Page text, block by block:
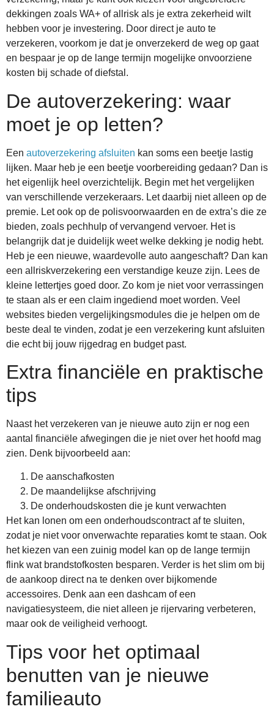
dekkingen zoals WA+ of allrisk als je extra zekerheid wilt
hebben voor je investering. Door direct je auto te
verzekeren, voorkom je dat je onverzekerd de weg op gaat
en bespaar je op de lange termijn mogelijke onvoorziene
kosten bij schade of diefstal.
De autoverzekering: waar
moet je op letten?
Een autoverzekering afsluiten kan soms een beetje lastig
lijken. Maar heb je een beetje voorbereiding gedaan? Dan is
het eigenlijk heel overzichtelijk. Begin met het vergelijken
van verschillende verzekeraars. Let daarbij niet alleen op de
premie. Let ook op de polisvoorwaarden en de extra’s die ze
bieden, zoals pechhulp of vervangend vervoer. Het is
belangrijk dat je duidelijk weet welke dekking je nodig hebt.
Heb je een nieuwe, waardevolle auto aangeschaft? Dan kan
een allriskverzekering een verstandige keuze zijn. Lees de
kleine lettertjes goed door. Zo kom je niet voor verrassingen
te staan als er een claim ingediend moet worden. Veel
websites bieden vergelijkingsmodules die je helpen om de
beste deal te vinden, zodat je een verzekering kunt afsluiten
die echt bij jouw rijgedrag en budget past.
Extra financiële en praktische
tips
Naast het verzekeren van je nieuwe auto zijn er nog een
aantal financiële afwegingen die je niet over het hoofd mag
zien. Denk bijvoorbeeld aan:
De aanschafkosten
De maandelijkse afschrijving
De onderhoudskosten die je kunt verwachten
Het kan lonen om een onderhoudscontract af te sluiten,
zodat je niet voor onverwachte reparaties komt te staan. Ook
het kiezen van een zuinig model kan op de lange termijn
flink wat brandstofkosten besparen. Verder is het slim om bij
de aankoop direct na te denken over bijkomende
accessoires. Denk aan een dashcam of een
navigatiesysteem, die niet alleen je rijervaring verbeteren,
maar ook de veiligheid verhoogt.
Tips voor het optimaal
benutten van je nieuwe
familieauto